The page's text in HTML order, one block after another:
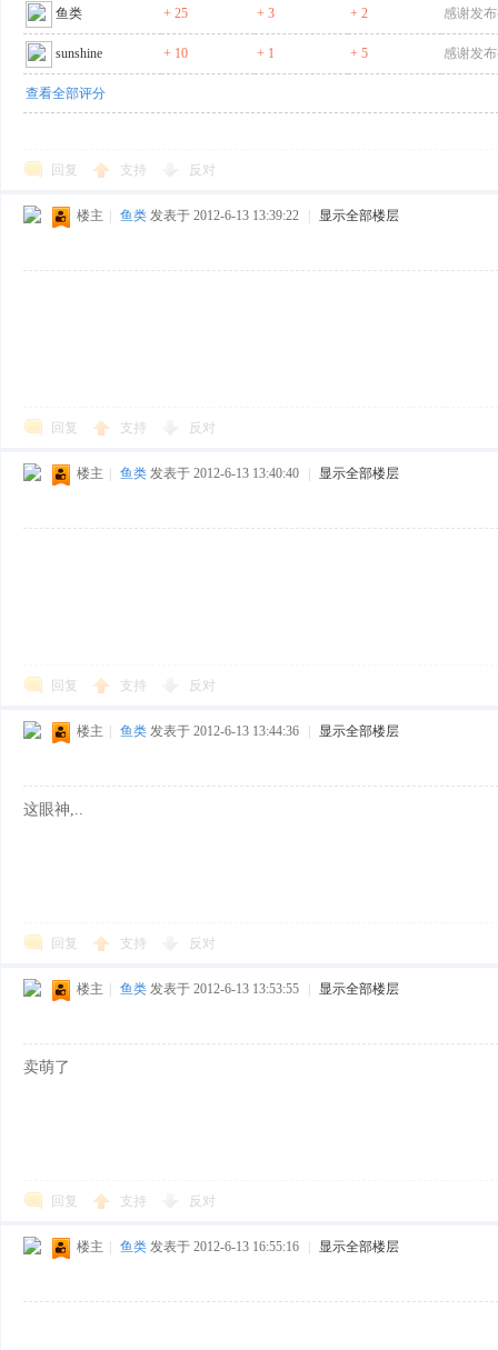
鱼类 + 25 + 3 + 2 感谢发
sunshine + 10 + 1 + 5 感谢发
查看全部评分
回复 支持 反对
楼主 鱼类 发表于 2012-6-13 13:39:22 显示全部楼层
回复 支持 反对
楼主 鱼类 发表于 2012-6-13 13:40:40 显示全部楼层
回复 支持 反对
楼主 鱼类 发表于 2012-6-13 13:44:36 显示全部楼层
这眼神,..
回复 支持 反对
楼主 鱼类 发表于 2012-6-13 13:53:55 显示全部楼层
卖萌了
回复 支持 反对
楼主 鱼类 发表于 2012-6-13 16:55:16 显示全部楼层